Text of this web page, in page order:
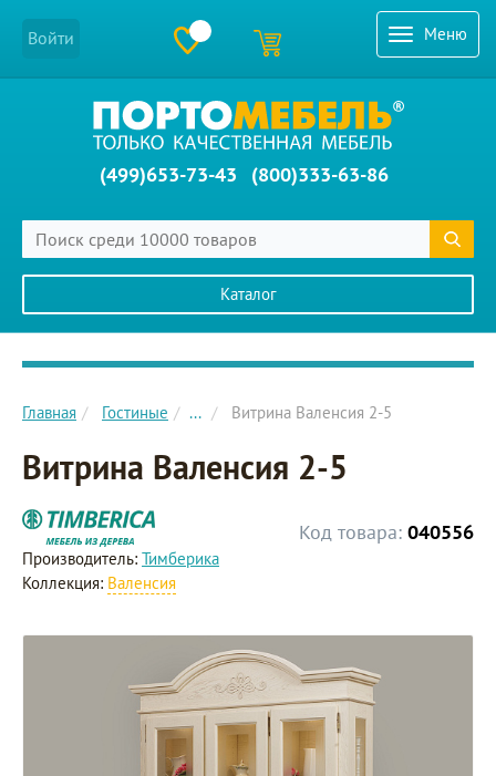
Меню
Войти
(499)653-73-43 (800)333-63-86
Каталог
Главное меню сайта
Главная Гостиные ... Витрина Валенсия 2-5
Витрина Валенсия 2-5
Код товара: 040556
Производитель: Тимберика
Коллекция: Валенсия